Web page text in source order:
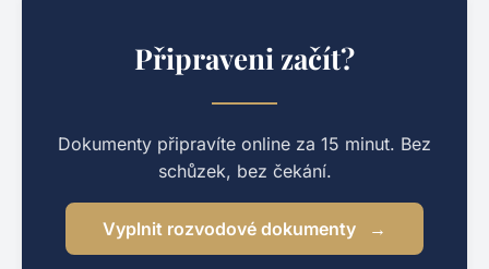
Připraveni začít?
Dokumenty připravíte online za 15 minut. Bez
schůzek, bez čekání.
Vyplnit rozvodové dokumenty